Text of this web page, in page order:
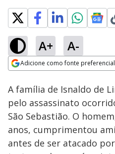
A+ A-
Adicione como fonte
Ativar
Loaded:
45.84%
A família de Isnaldo de
pelo assassinato
São Sebastião. O
anos, cumprimentou
antes de ser atacado